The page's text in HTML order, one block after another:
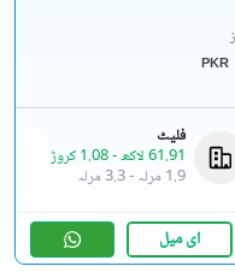
PKR
فلیٹ
61.91 لاکھ
-1.08 کروڑ
1.9 مرلہ
-3.3 مرلہ
ای میل